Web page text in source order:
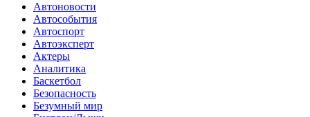
Автоновости
Автособытия
Автоспорт
Автоэксперт
Актеры
Аналитика
Баскетбол
Безопасность
Безумный мир